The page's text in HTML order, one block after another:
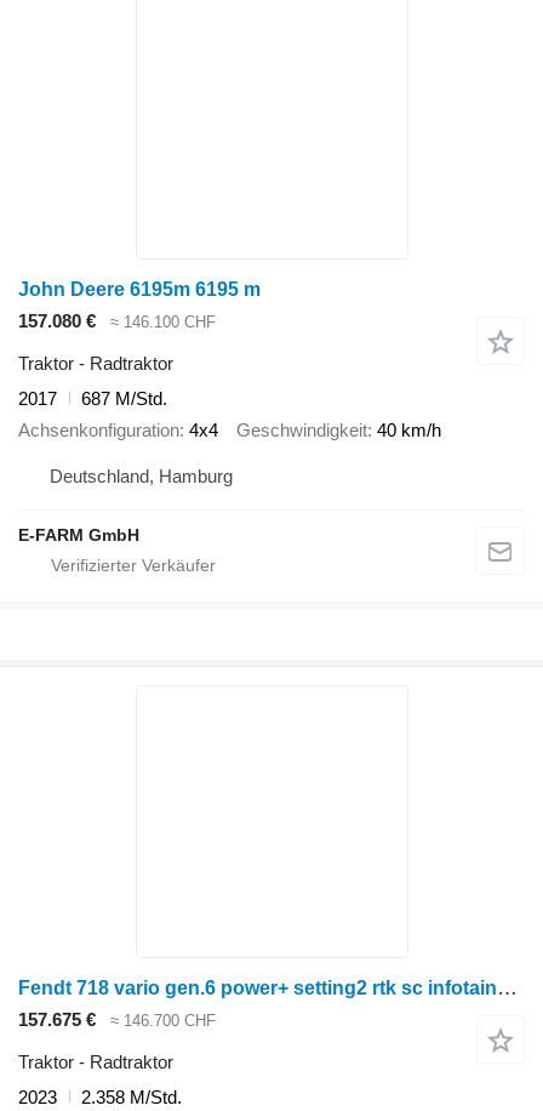
John Deere 6195m 6195 m
157.080 €
≈ 146.100 CHF
Traktor - Radtraktor
2017
687 M/Std.
Achsenkonfiguration 4x4 Geschwindigkeit 40 km/h
Deutschland, Hamburg
E-FARM GmbH
Fendt 718 vario gen.6 power+ setting2 rtk sc infotainment fzw (wie 720
157.675 € ≈ 146.700 CHF
Traktor - Radtraktor
2023
2.358 M/Std.